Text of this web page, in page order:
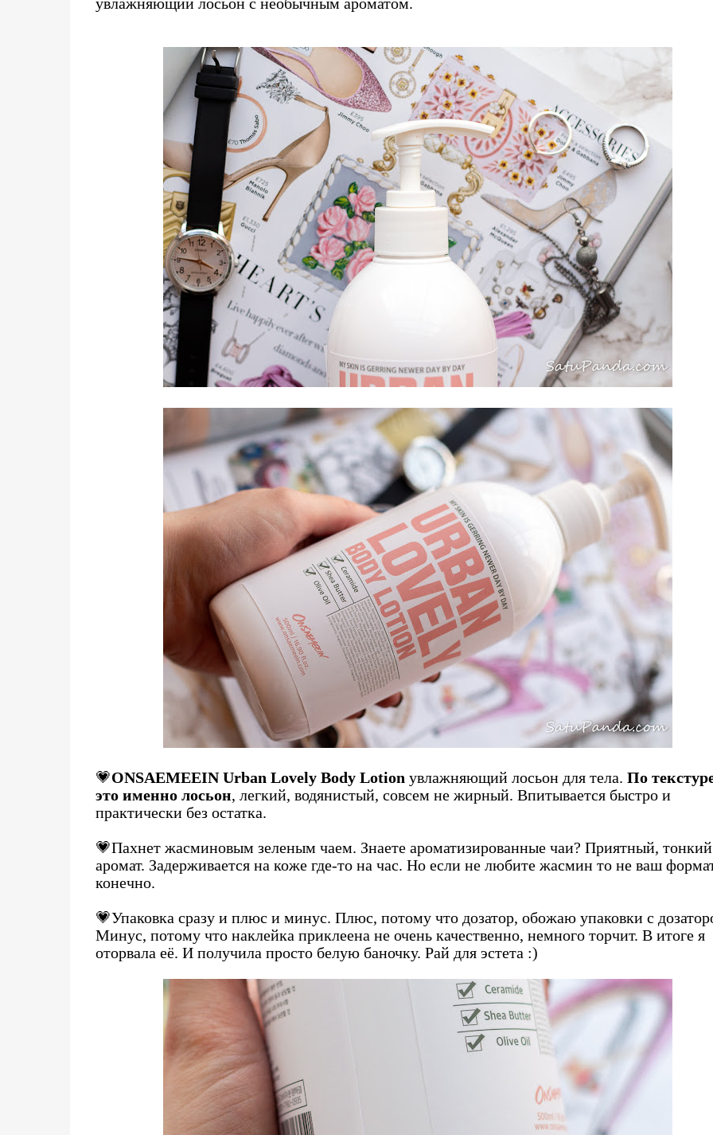
💗ONSAEMEEIN Urban Lovely Body Lotion увлажняющий лосьон для тела. По
это именно лосьон, легкий, водянистый, совсем не жирный. Впитывается быстро и
практически без остатка.
💗Пахнет жасминовым зеленым чаем. Знаете ароматизированные чаи? Приятный, тонкий
аромат. Задерживается на коже где-то на час. Но если не любите жасмин то не ваш
конечно.
💗Упаковка сразу и плюс и минус. Плюс, потому что дозатор, обожаю упаковки с
Минус, потому что наклейка приклеена не очень качественно, немного торчит. В итоге я
оторвала её. И получила просто белую баночку. Рай для эстета :)